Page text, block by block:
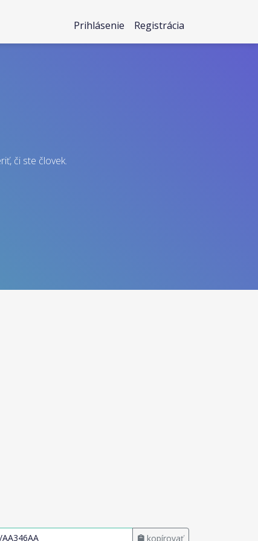
Prihlásenie Registrácia
či ste človek.
kopírovať